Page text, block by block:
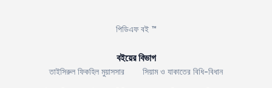
পিডিএফ বই ™
বইয়ের বিভাগ
তাইসিরুল ফিকহিল মুয়াসসার
সিয়াম ও যাকাতের বিধি-বিধান